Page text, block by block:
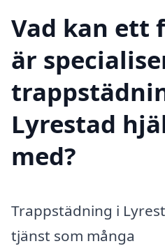
Vad kan ett
är
Lyrestad
med?
Trappstädning i
tjänst som många